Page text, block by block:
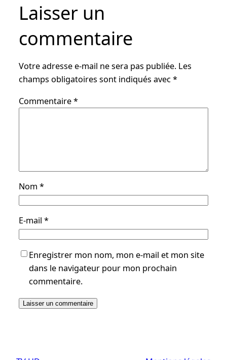
Laisser un
commentaire
Votre adresse e-mail ne sera pas publiée. Les
champs obligatoires sont indiqués avec*
Commentaire*
Nom *
E-mail *
Enregistrer mon nom, mon e-mail et mon site
dans le navigateur pour mon prochain
commentaire.